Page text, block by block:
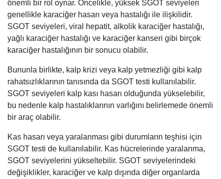
önemli bir rol oynar. Öncelikle, yüksek SGOT seviyeleri
genellikle karaciğer hasarı veya hastalığı ile ilişkilidir.
SGOT seviyeleri, viral hepatit, alkolik karaciğer hastalığı,
yağlı karaciğer hastalığı ve karaciğer kanseri gibi birçok
karaciğer hastalığının bir sonucu olabilir.
Bununla birlikte, kalp krizi veya kalp yetmezliği gibi kalp
rahatsızlıklarının tanısında da SGOT testi kullanılabilir.
SGOT seviyeleri kalp kası hasarı olduğunda yükselebilir,
bu nedenle kalp hastalıklarının varlığını belirlemede önemli
bir araç olabilir.
Kas hasarı veya yaralanması gibi durumların teşhisi için
SGOT testi de kullanılabilir. Kas hücrelerinde yaralanma,
SGOT seviyelerini yükseltebilir. SGOT seviyelerindeki
değişiklikler, karaciğer ve kalp dışında diğer organlarda